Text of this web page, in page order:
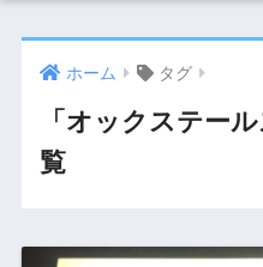
ホーム タグ
「オックステー
覧